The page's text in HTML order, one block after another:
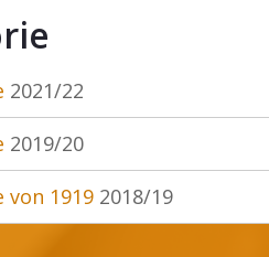
2021/22
2019/20
von 1919 2018/19